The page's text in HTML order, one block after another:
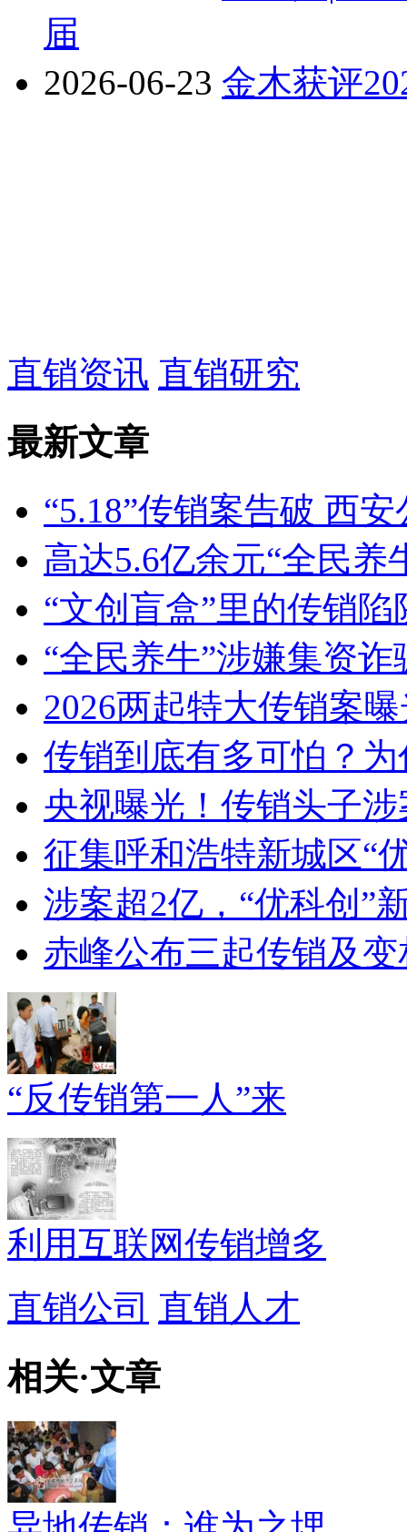
届
2026-06-23 金木获评
直销资讯 直销研究
最新文章
“5.18”传销案告破 西
高达5.6亿余元“全民养
“文创盲盒”里的传销陷
“全民养牛”涉嫌集资
2026两起特大传销案
传销到底有多可怕？
央视曝光！传销头子
征集呼和浩特新城区“
涉案超2亿，“优科创”
赤峰公布三起传销及
“反传销第一人”来
利用互联网传销增多
直销公司 直销人才
相关·文章